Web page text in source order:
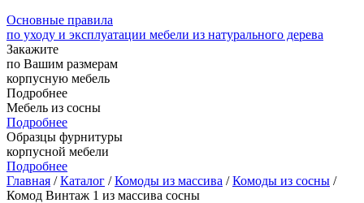
Основные правила
по уходу и эксплуатации мебели из натурального дерева
Закажите
по Вашим размерам
корпусную мебель
Подробнее
Мебель из сосны
Подробнее
Образцы фурнитуры
корпусной мебели
Подробнее
Главная /Каталог /Комоды из массива /Комоды из сосны /
Комод Винтаж 1 из массива сосны